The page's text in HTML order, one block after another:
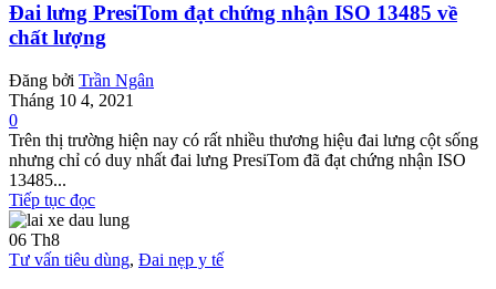
Đai lưng PresiTom đạt chứng nhận ISO 13485 về
chất lượng
Đăng bởi Trần Ngân
Tháng 10 4, 2021
0
Trên thị trường hiện nay có rất nhiều thương hiệu đai lưng cột sống
nhưng chỉ có duy nhất đai lưng PresiTom đã đạt chứng nhận ISO
13485...
Tiếp tục đọc
06 Th8
Tư vấn tiêu dùng, Đai nẹp y tế